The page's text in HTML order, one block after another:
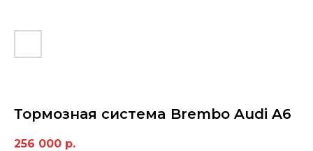
Тормозная сиcтемa Brembo Audi A6
256 000 р.